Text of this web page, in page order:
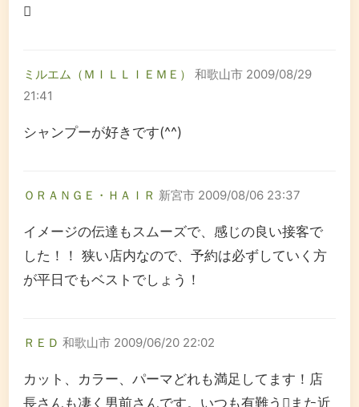

ミルエム（ＭＩＬＬＩＥＭＥ） 和歌山市 2009/08/29
21:41
シャンプーが好きです(^^)
ＯＲＡＮＧＥ・ＨＡＩＲ 新宮市 2009/08/06 23:37
イメージの伝達もスムーズで、感じの良い接客で
した！！ 狭い店内なので、予約は必ずしていく方
が平日でもベストでしょう！
ＲＥＤ 和歌山市 2009/06/20 22:02
カット、カラー、パーマどれも満足してます！店
長さんも凄く男前さんです。いつも有難うまた近